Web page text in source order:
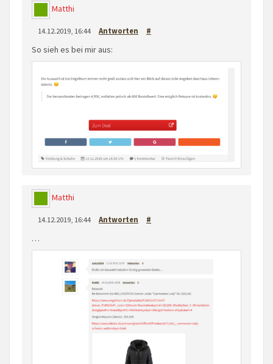
Matthi
14.12.2019, 16:44 Antworten #
So sieh es bei mir aus:
Matthi
14.12.2019, 16:44 Antworten #
…